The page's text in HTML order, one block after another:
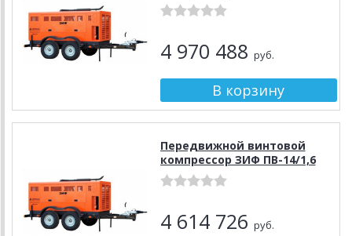
4 970 488 руб.
Передвижной винтовой
компрессор ЗИФ ПВ-14/1,6
4 614 726 руб.